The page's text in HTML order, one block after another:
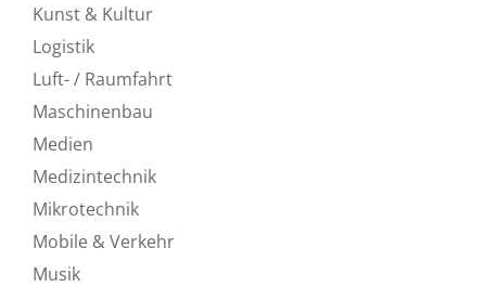
Kunst & Kultur
Logistik
Luft- / Raumfahrt
Maschinenbau
Medien
Medizintechnik
Mikrotechnik
Mobile & Verkehr
Musik